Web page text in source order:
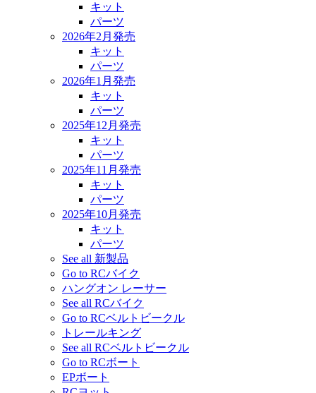
キット
パーツ
2026年2月発売
キット
パーツ
2026年1月発売
キット
パーツ
2025年12月発売
キット
パーツ
2025年11月発売
キット
パーツ
2025年10月発売
キット
パーツ
See all 新製品
Go to RCバイク
ハングオン レーサー
See all RCバイク
Go to RCベルトビークル
トレールキング
See all RCベルトビークル
Go to RCボート
EPボート